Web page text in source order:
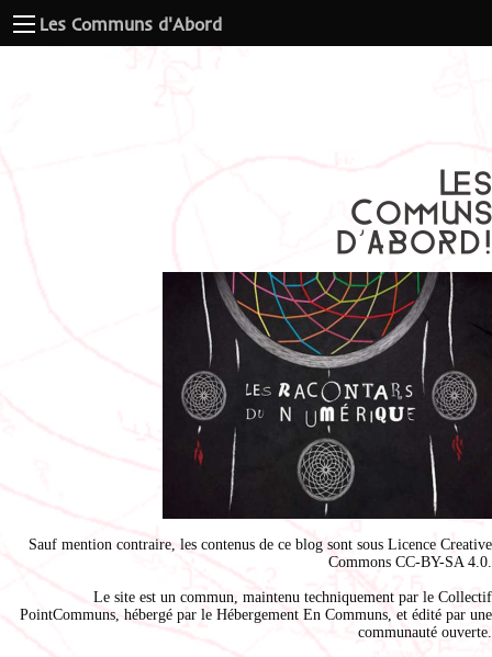
Les Communs d'Abord
Sauf mention contraire, les contenus de ce blog sont sous Licence Creative
Commons CC-BY-SA 4.0
Le site est un commun, maintenu techniquement par le Collectif
PointCommuns , hébergé par le Hébergement En Communs , et édité par une
communauté ouverte.